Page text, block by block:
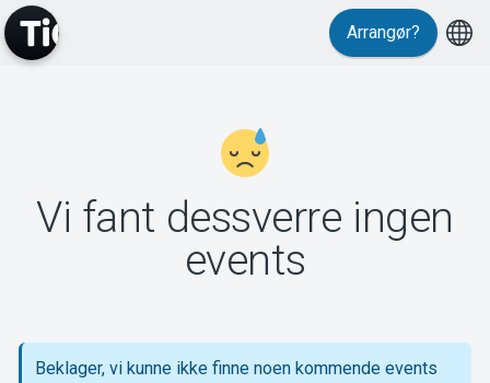
Support
Arrangør?
Vi fant dessverre ingen
events
Beklager, vi kunne ikke finne noen kommende events